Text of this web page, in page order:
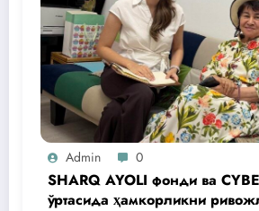
Admin 0
SHARQ AYOLI фонди ва
ўртасида ҳамкорликни